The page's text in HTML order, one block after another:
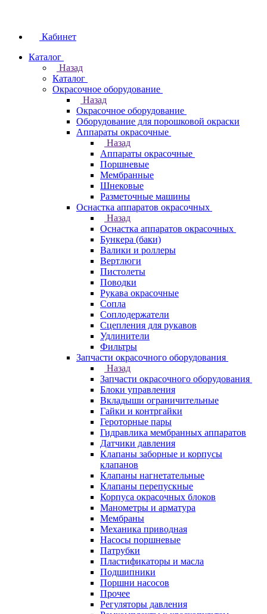
Кабинет
Каталог
Назад
Каталог
Окрасочное оборудование
Назад
Окрасочное оборудование
Оборудование для порошковой окраски
Аппараты окрасочные
Назад
Аппараты окрасочные
Поршневые
Мембранные
Шнековые
Разметочные машины
Оснастка аппаратов окрасочных
Назад
Оснастка аппаратов окрасочных
Бункера (баки)
Валики и роллеры
Вертлюги
Пистолеты
Поводки
Рукава окрасочные
Сопла
Соплодержатели
Сцепления для рукавов
Удлинители
Фильтры
Запчасти окрасочного оборудования
Назад
Запчасти окрасочного оборудования
Блоки управления
Вкладыши ограничительные
Гайки и контргайки
Героторные пары
Гидравлика мембранных аппаратов
Датчики давления
Клапаны заборные и корпусы
клапанов
Клапаны нагнетательные
Клапаны перепускные
Корпуса окрасочных блоков
Манометры и арматура
Мембраны
Механика приводная
Насосы поршневые
Патрубки
Пластификаторы и масла
Подшипники
Поршни насосов
Прочее
Регуляторы давления